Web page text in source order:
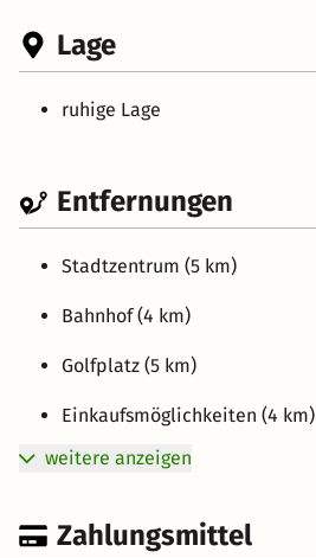
Lage
ruhige Lage
Entfernungen
Stadtzentrum (5 km)
Bahnhof (4 km)
Golfplatz (5 km)
Einkaufsmöglichkeiten (4 km)
weitere anzeigen
Zahlungsmittel